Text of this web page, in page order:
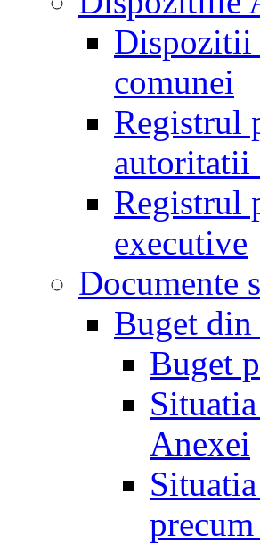
Dispozitii
comunei
Registrul
autoritatii
Registrul
executive
Documente
Buget din
Buget
Anexei